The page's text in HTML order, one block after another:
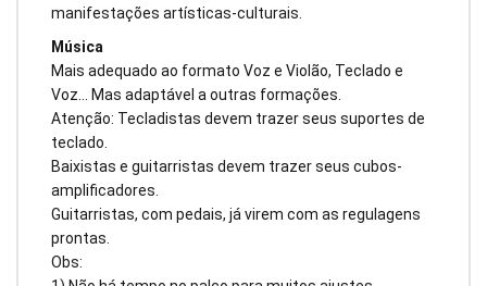
manifestações artísticas-culturais.
Música
Mais adequado ao formato Voz e Violão, Teclado e
Voz… Mas adaptável a outras formações.
Atenção: Tecladistas devem trazer seus suportes de
teclado.
Baixistas e guitarristas devem trazer seus cubos-
amplificadores.
Guitarristas, com pedais, já virem com as regulagens
prontas.
Obs: